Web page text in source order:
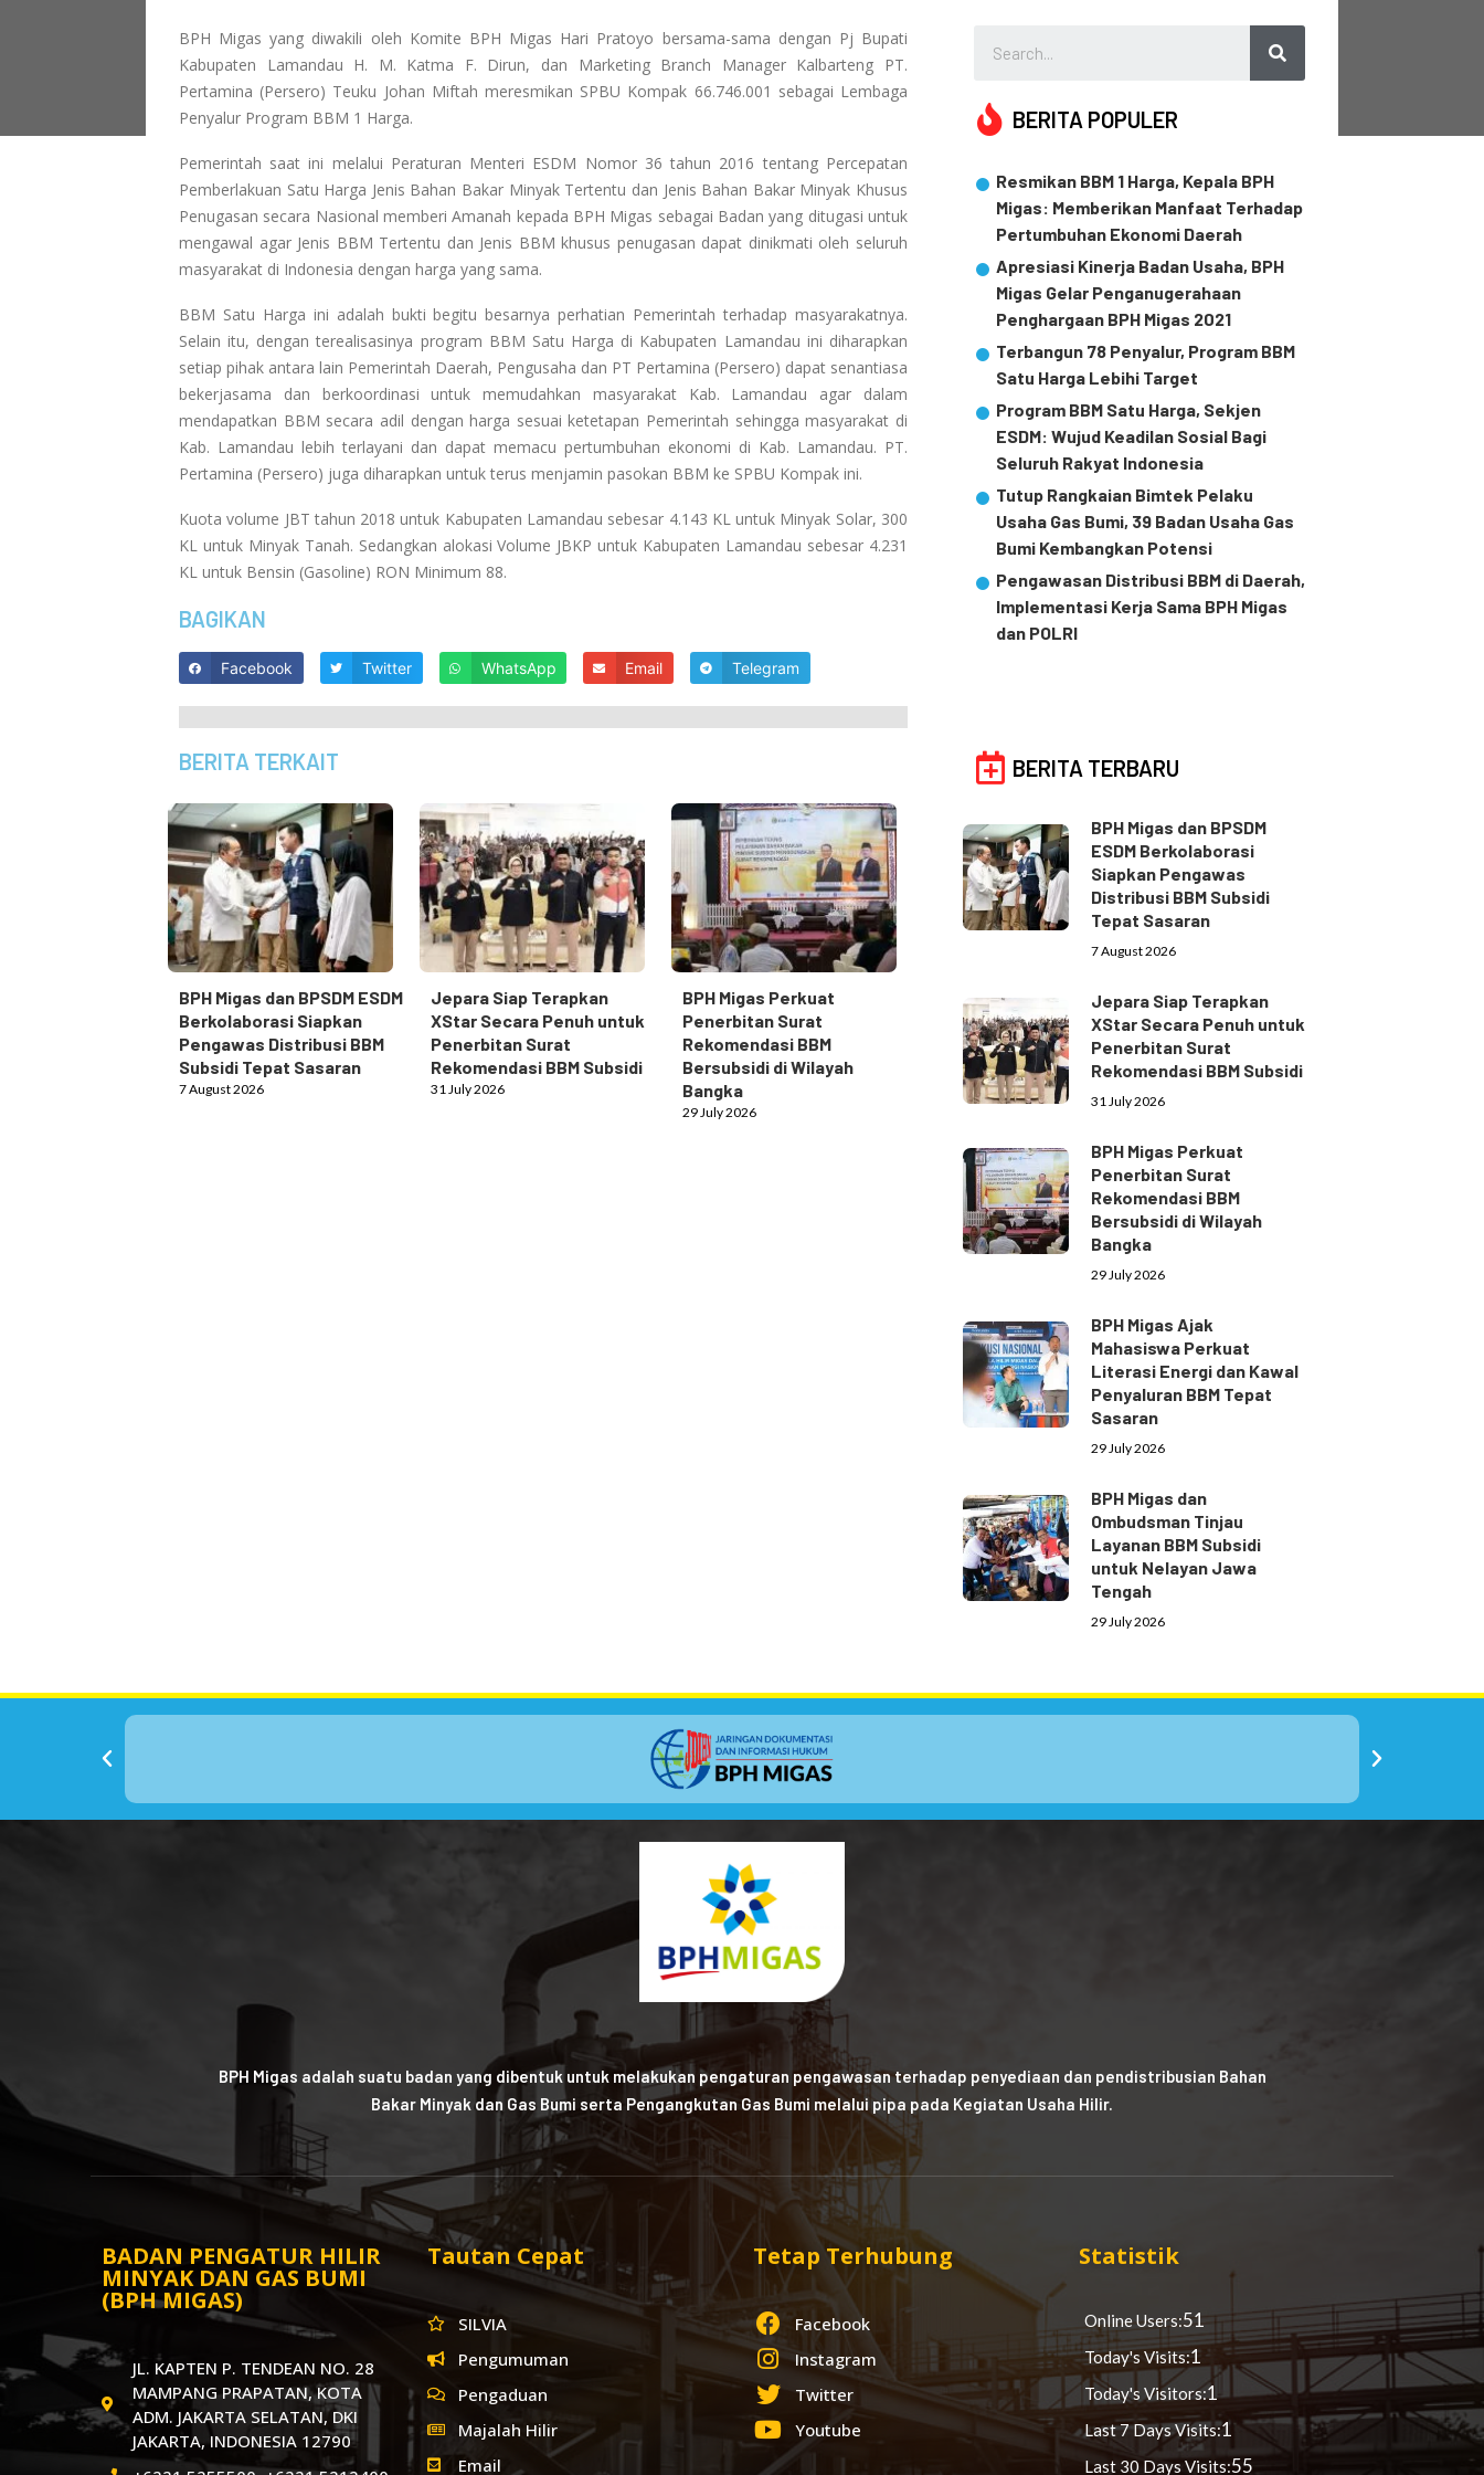
BPH Migas yang diwakili oleh Komite BPH Migas Hari Pratoyo bersama-sama dengan Pj Bupati
Kabupaten Lamandau H. M. Katma F. Dirun, dan Marketing Branch Manager Kalbarteng PT.
Pertamina (Persero) Teuku Johan Miftah meresmikan SPBU Kompak 66.746.001 sebagai Lembaga
Penyalur Program BBM 1 Harga.
Pemerintah saat ini melalui Peraturan Menteri ESDM Nomor 36tahun 2016 tentang Percepatan
Pemberlakuan Satu Harga Jenis Bahan Bakar Minyak Tertentu dan Jenis Bahan Bakar Minyak Khusus
Penugasan secara Nasional memberi Amanah kepada BPH Migas sebagai Badan yang ditugasi untuk
mengawal agar Jenis BBM Tertentu dan Jenis BBM khusus penugasan dapat dinikmati oleh seluruh
masyarakat di Indonesia dengan harga yang sama.
BBM Satu Harga ini adalah bukti begitu besarnya perhatian Pemerintah terhadap masyarakatnya.
Selain itu, dengan terealisasinya program BBM Satu Harga di Kabupaten Lamandau ini diharapkan
setiap pihak antara lain Pemerintah Daerah, Pengusaha dan PT Pertamina (Persero) dapat senantiasa
bekerjasama dan berkoordinasi untuk memudahkan masyarakat Kab. Lamandau agar dalam
mendapatkan BBM secara adil dengan harga sesuai ketetapan Pemerintah sehingga masyarakat di
Kab. Lamandau lebih terlayani dan dapat memacu pertumbuhan ekonomi di Kab. Lamandau. PT.
Pertamina (Persero) juga diharapkan untuk terus menjamin pasokan BBM ke SPBU Kompak ini.
Kuota volume JBT tahun 2018 untuk Kabupaten Lamandau sebesar 4.143 KL untuk Minyak Solar, 300
KL untuk Minyak Tanah. Sedangkan alokasi Volume JBKP untuk Kabupaten Lamandau sebesar 4.231
KL untuk Bensin (Gasoline) RON Minimum 88.
BAGIKAN
Facebook Twitter WhatsApp Email Telegram
BERITA TERKAIT
BPH Migas dan BPSDM ESDM
Berkolaborasi Siapkan
Pengawas Distribusi BBM
Subsidi Tepat Sasaran
7 August 2026
Jepara Siap Terapkan
XStar Secara Penuh untuk
Penerbitan Surat
Rekomendasi BBM Subsidi
31 July 2026
BPH Migas Perkuat
Penerbitan Surat
Rekomendasi BBM
Bersubsidi di Wilayah
Bangka
29 July 2026
BERITA POPULER
Resmikan BBM 1 Harga, Kepala BPH
Migas: Memberikan Manfaat Terhadap
Pertumbuhan Ekonomi Daerah
Apresiasi Kinerja Badan Usaha, BPH
Migas Gelar Penganugerahaan
Penghargaan BPH Migas 2021
Terbangun 78 Penyalur, Program BBM
Satu Harga Lebihi Target
Program BBM Satu Harga, Sekjen
ESDM: Wujud Keadilan Sosial Bagi
Seluruh Rakyat Indonesia
Tutup Rangkaian Bimtek Pelaku
Usaha Gas Bumi, 39 Badan Usaha Gas
Bumi Kembangkan Potensi
Pengawasan Distribusi BBM di Daerah,
Implementasi Kerja Sama BPH Migas
dan POLRI
BERITA TERBARU
BPH Migas dan BPSDM
ESDM Berkolaborasi
Siapkan Pengawas
Distribusi BBM Subsidi
Tepat Sasaran
7 August 2026
Jepara Siap Terapkan
XStar Secara Penuh untuk
Penerbitan Surat
Rekomendasi BBM Subsidi
31 July 2026
BPH Migas Perkuat
Penerbitan Surat
Rekomendasi BBM
Bersubsidi di Wilayah
Bangka
29 July 2026
BPH Migas Ajak
Mahasiswa Perkuat
Literasi Energi dan Kawal
Penyaluran BBM Tepat
Sasaran
29 July 2026
BPH Migas dan
Ombudsman Tinjau
Layanan BBM Subsidi
untuk Nelayan Jawa
Tengah
29 July 2026
BPH Migas adalah suatu badan yang dibentuk untuk melakukan pengaturan pengawasan terhadap penyediaan dan pendistribusian Bahan
Bakar Minyak dan Gas Bumi serta Pengangkutan Gas Bumi melalui pipa pada Kegiatan Usaha Hilir.
BADAN PENGATUR HILIR
MINYAK DAN GAS BUMI
(BPH MIGAS)
JL. KAPTEN P. TENDEAN NO. 28
MAMPANG PRAPATAN, KOTA
ADM. JAKARTA SELATAN, DKI
JAKARTA, INDONESIA 12790
Tautan Cepat
SILVIA
Pengumuman
Pengaduan
Majalah Hilir
Email
Tetap Terhubung
Facebook
Instagram
Twitter
Youtube
Statistik
Online Users:51
Today's Visits:1
Today's Visitors:1
Last 7 Days Visits:1
Last 30 Days Visits:55